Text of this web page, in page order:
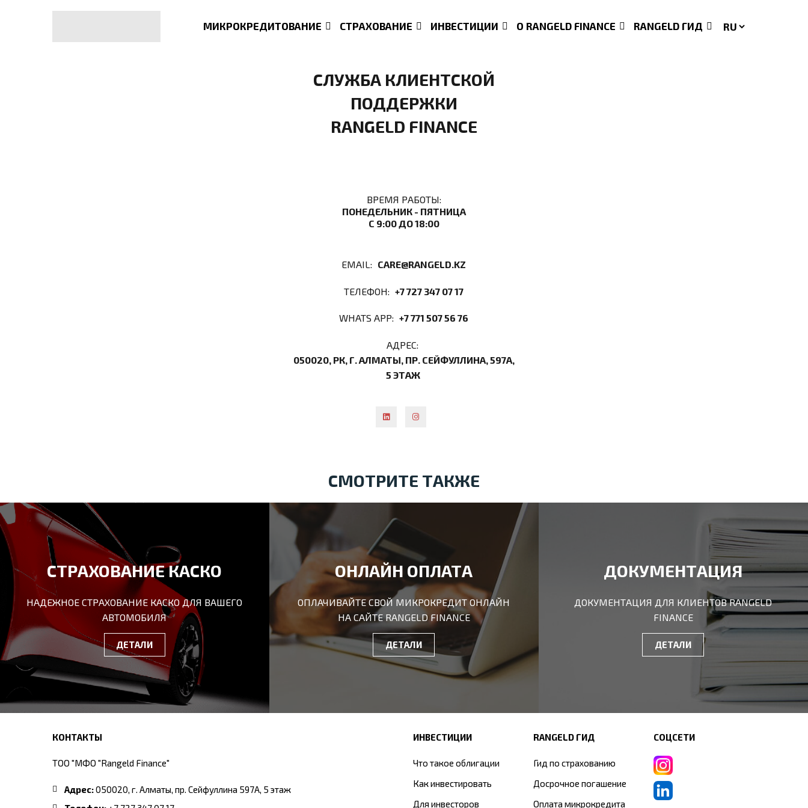
МИКРОКРЕДИТОВАНИЕ СТРАХОВАНИЕ ИНВЕСТИЦИИ О RANGELD FINANCE RANGELD ГИД
СЛУЖБА КЛИЕНТСКОЙ
ПОДДЕРЖКИ
RANGELD FINANCE
ВРЕМЯ РАБОТЫ:
ПОНЕДЕЛЬНИК - ПЯТНИЦА
С 9:00 ДО 18:00
EMAIL: CARE@RANGELD.KZ
ТЕЛЕФОН: +7 727 347 07 17
WHATS APP: +7 771 507 56 76
АДРЕС:
050020, РК, Г. АЛМАТЫ, ПР. СЕЙФУЛЛИНА, 597А,
5 ЭТАЖ
СМОТРИТЕ ТАКЖЕ
СТРАХОВАНИЕ КАСКО
НАДЕЖНОЕ СТРАХОВАНИЕ КАСКО ДЛЯ ВАШЕГО
АВТОМОБИЛЯ
ДЕТАЛИ
ОНЛАЙН ОПЛАТА
ОПЛАЧИВАЙТЕ СВОЙ МИКРОКРЕДИТ ОНЛАЙН
НА САЙТЕ RANGELD FINANCE
ДЕТАЛИ
ДОКУМЕНТАЦИЯ
ДОКУМЕНТАЦИЯ ДЛЯ КЛИЕНТОВ RANGELD
FINANCE
ДЕТАЛИ
КОНТАКТЫ
ТОО "МФО "Rangeld Finance"
Адрес:050020, г. Алматы, пр. Сейфуллина 597А, 5 этаж
ИНВЕСТИЦИИ
Что такое облигации
Как инвестировать
Для инвесторов
RANGELD ГИД
Гид по страхованию
Досрочное погашение
Оплата микрокредита
СОЦСЕТИ